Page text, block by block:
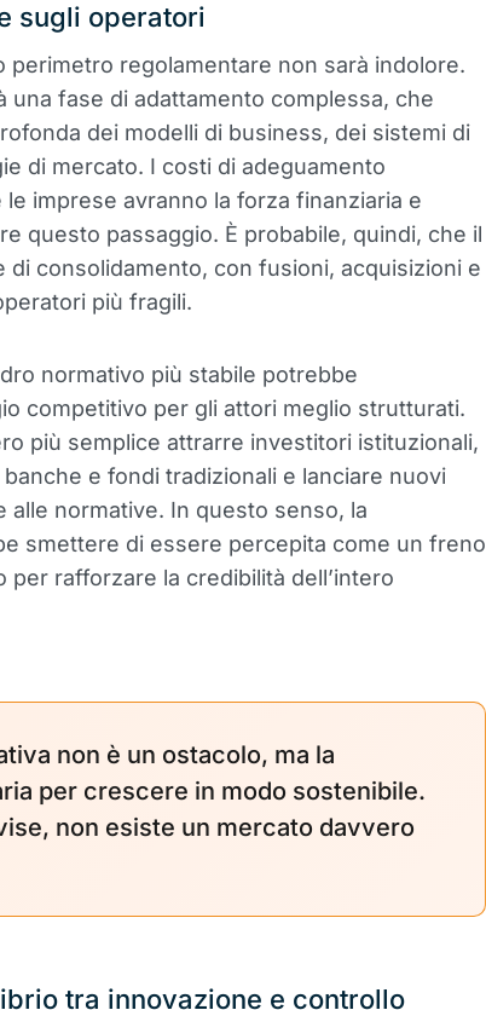
sugli operatori
perimetro regolamentare non sarà indolore.
una fase di adattamento complessa, che
dei modelli di business, dei sistemi di
di mercato. I costi di adeguamento
imprese avranno la forza finanziaria e
questo passaggio. È probabile, quindi, che il
consolidamento, con fusioni, acquisizioni e
più fragili.
normativo più stabile potrebbe
competitivo per gli attori meglio strutturati.
più semplice attrarre investitori istituzionali,
e fondi tradizionali e lanciare nuovi
normative. In questo senso, la
smettere di essere percepita come un freno
rafforzare la credibilità dell’intero
non è un ostacolo, ma la
per crescere in modo sostenibile.
non esiste un mercato davvero
tra innovazione e controllo